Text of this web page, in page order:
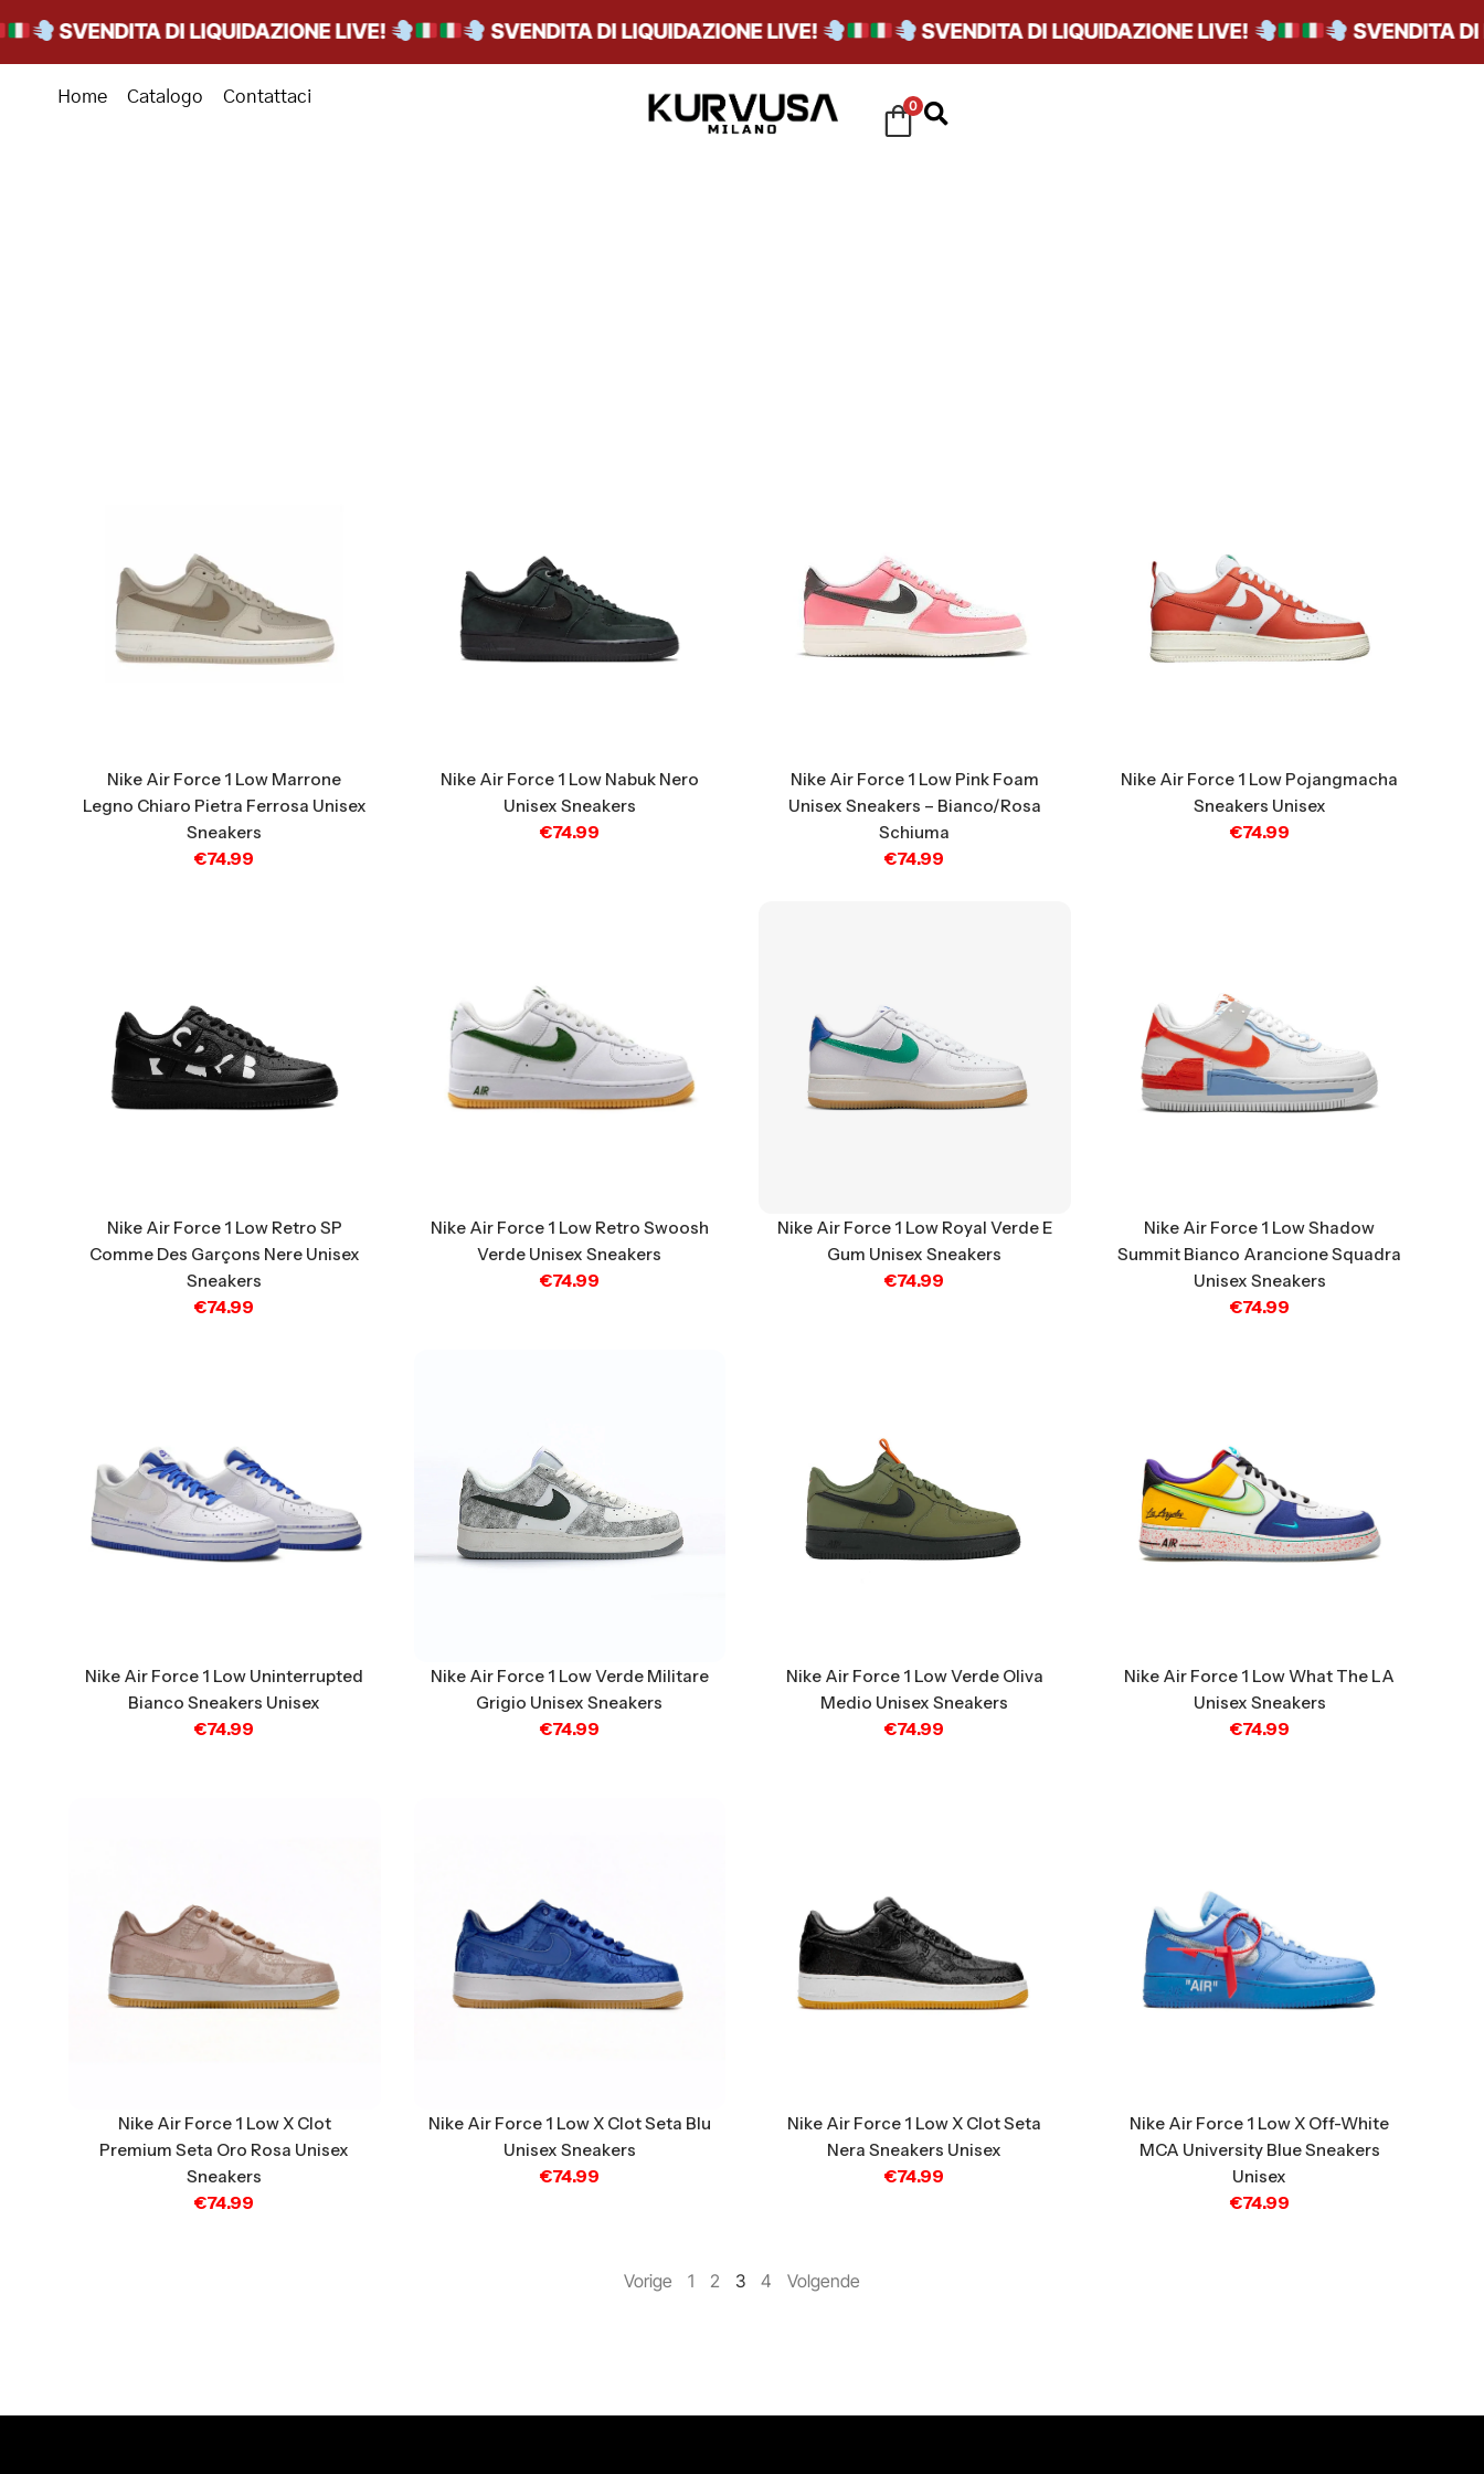
SVENDITA DI LIQUIDAZIONE LIVE! SVENDITA DI LIQUIDAZIONE LIVE! SVENDITA DI LIQUIDAZIONE LIVE! SVENDITA DI
Home Catalogo Contattaci 0
Nike Air Force 1 Low Marrone
Legno Chiaro Pietra Ferrosa Unisex
Sneakers
€74.99
Nike Air Force 1 Low Nabuk Nero
Unisex Sneakers
€74.99
Nike Air Force 1 Low Pink Foam
Unisex Sneakers – Bianco/Rosa
Schiuma
€74.99
Nike Air Force 1 Low Pojangmacha
Sneakers Unisex
€74.99
Nike Air Force 1 Low Retro SP
Comme Des Garçons Nere Unisex
Sneakers
€74.99
Nike Air Force 1 Low Retro Swoosh
Verde Unisex Sneakers
€74.99
Nike Air Force 1 Low Royal Verde E
Gum Unisex Sneakers
€74.99
Nike Air Force 1 Low Shadow
Summit Bianco Arancione Squadra
Unisex Sneakers
€74.99
Nike Air Force 1 Low Uninterrupted
Bianco Sneakers Unisex
€74.99
Nike Air Force 1 Low Verde Militare
Grigio Unisex Sneakers
€74.99
Nike Air Force 1 Low Verde Oliva
Medio Unisex Sneakers
€74.99
Nike Air Force 1 Low What The LA
Unisex Sneakers
€74.99
Nike Air Force 1 Low X Clot
Premium Seta Oro Rosa Unisex
Sneakers
€74.99
Nike Air Force 1 Low X Clot Seta Blu
Unisex Sneakers
€74.99
Nike Air Force 1 Low X Clot Seta
Nera Sneakers Unisex
€74.99
Nike Air Force 1 Low X Off-White
MCA University Blue Sneakers
Unisex
€74.99
Vorige 1 2 3 4 Volgende